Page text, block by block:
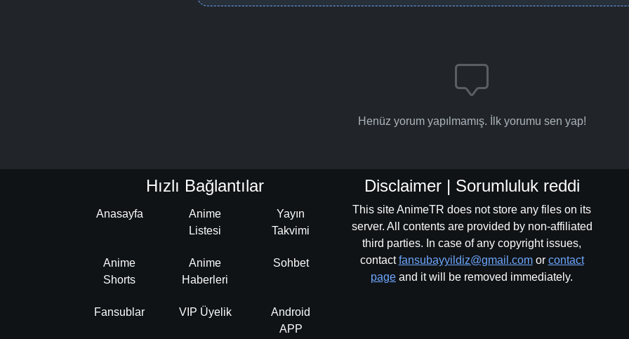
Henüz yorum yapılmamış. İlk yorumu sen yap!
Hızlı Bağlantılar
Anasayfa
Anime
Listesi
Yayın
Takvimi
Anime
Shorts
Anime
Haberleri
Sohbet
Fansublar VIP Üyelik
Android
APP
Disclaimer | Sorumluluk reddi
This site AnimeTR does not store any files on its
server. All contents are provided by non-affiliated
third parties. In case of any copyright issues,
contactfansubayyildiz@gmail.comor contact
page and it will be removed immediately.